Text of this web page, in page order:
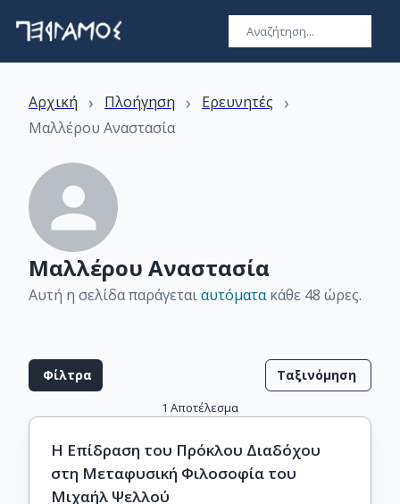
Αρχική › Πλοήγηση › Ερευνητές ›
Μαλλέρου Αναστασία
Μαλλέρου Αναστασία
Αυτή η σελίδα παράγεταιαυτόματακάθε 48 ώρες.
Φίλτρα Ταξινόμηση
1 Αποτέλεσμα
Η Επίδραση του Πρόκλου Διαδόχου
στη Μεταφυσική Φιλοσοφία του
Μιχαήλ Ψελλού